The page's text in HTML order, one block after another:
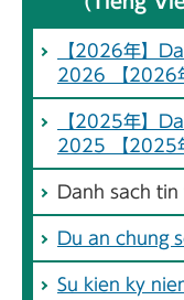
【2026年】
2026 【2026
【2025年】
2025 【2025
Danh sach tin
Du an chung
Su kien ky